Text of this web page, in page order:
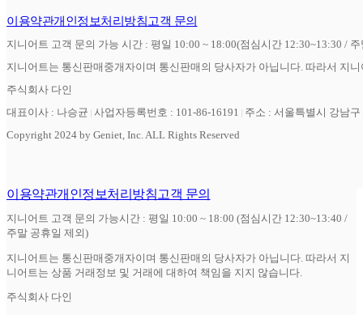
이용약관개인정보처리방침고객 문의
지니어트 고객 문의 가능 시간 : 평일 10:00 ~ 18:00(점심시간 12:30~13:30 /
지니어트는 통신판매중개자이며 통신판매의 당사자가 아닙니다. 따라서 지
주식회사 다인
대표이사 : 나승균 사업자등록번호 : 101-86-16191
주소 : 서울특별시 강남
Copyright 2024 by Geniet, Inc. ALL Rights Reserved
이용약관개인정보처리방침고객 문의
지니어트 고객 문의 가능시간 : 평일 10:00 ~ 18:00 (점심시간 12:30~13:40 /
주말 공휴일 제외)
지니어트는 통신판매중개자이며 통신판매의 당사자가 아닙니다. 따라서 지
니어트는 상품 거래정보 및 거래에 대하여 책임을 지지 않습니다.
주식회사 다인